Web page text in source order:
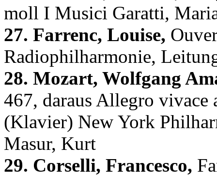
moll I Musici Garatti,
27. Farrenc, Louise,
Radiophilharmonie,
28. Mozart, Wolfgang
467, daraus Allegro vivace
(Klavier) New York
Masur, Kurt
29. Corselli, Francesco,